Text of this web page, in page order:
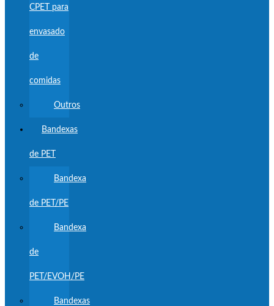
CPET para
envasado
de
comidas
Outros
Bandexas
de PET
Bandexa
de PET/PE
Bandexa
de
PET/EVOH/PE
Bandexas